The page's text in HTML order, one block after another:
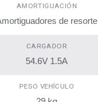
AMORTIGUACIÓN
de resorte
CARGADOR
54.6V 1.5A
PESO VEHÍCULO